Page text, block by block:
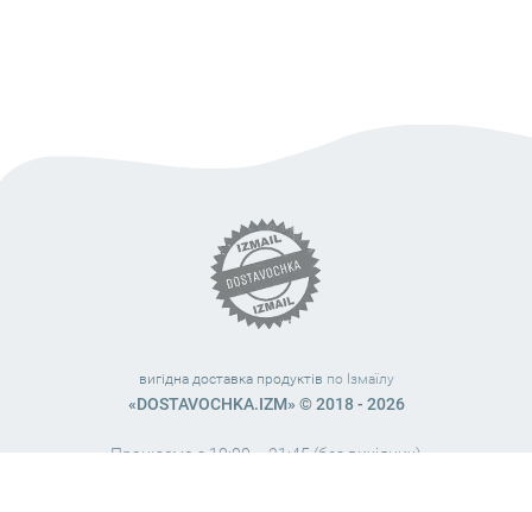
вигідна доставка продуктів по Ізмаїлу
«DOSTAVOCHKA.IZM» © 2018 - 2026
Працюємо з 10:00 – 21:45 (без вихідних)